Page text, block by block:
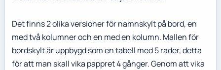
Det finns 2 olika versioner för namnskylt på bord, en
med två kolumner och en med en kolumn. Mallen för
bordskylt är uppbygd som en tabell med 5 rader, detta
för att man skall vika pappret 4 gånger. Genom att vika